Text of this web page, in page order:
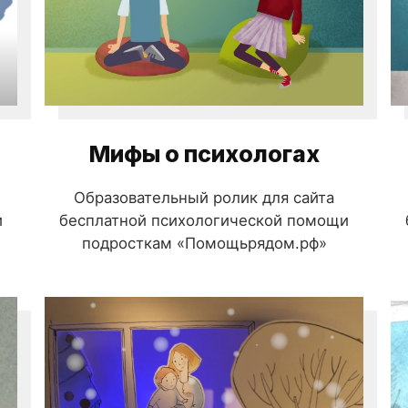
Мифы о психологах
Образовательный ролик для сайта
бесплатной психологической помощи
подросткам «‎Помощьрядом.рф»